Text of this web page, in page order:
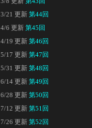
3/21 更新 第44回
4/6 更新 第45回
4/19 更新 第46回
5/17 更新 第47回
5/31 更新 第48回
6/14 更新 第49回
6/28 更新 第50回
7/12 更新 第51回
7/26 更新 第52回